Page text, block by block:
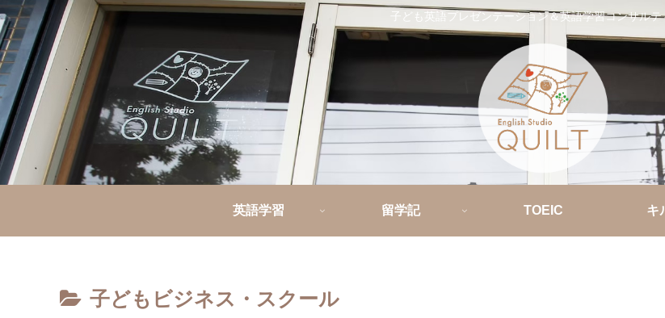
子ども英語プレゼンテーション＆英語学習コンサルテ
英語学習 留学記 TOEIC キ
子どもビジネス・スクール